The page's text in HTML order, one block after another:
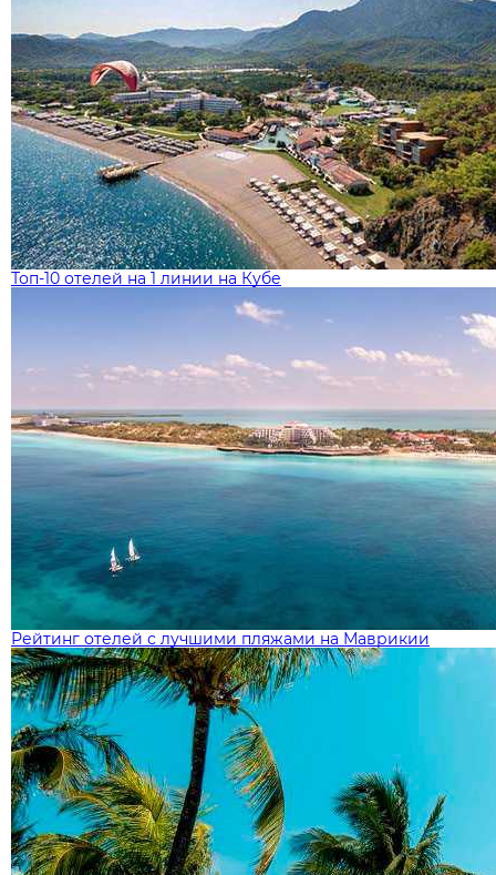
Топ-10 отелей на 1 линии на Кубе
Рейтинг отелей с лучшими пляжами на Маврикии